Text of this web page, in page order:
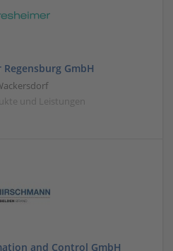
GmbH
und Leistungen
and Control GmbH